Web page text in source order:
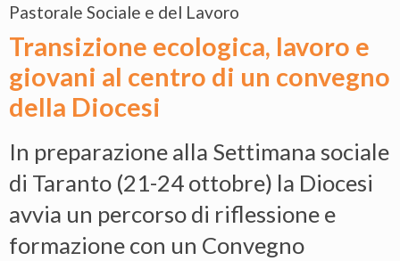
Pastorale Sociale e del Lavoro
Transizione ecologica, lavoro e
giovani al centro di un convegno
della Diocesi
In preparazione alla Settimana sociale
di Taranto (21-24 ottobre) la Diocesi
avvia un percorso di riflessione e
formazione con un Convegno